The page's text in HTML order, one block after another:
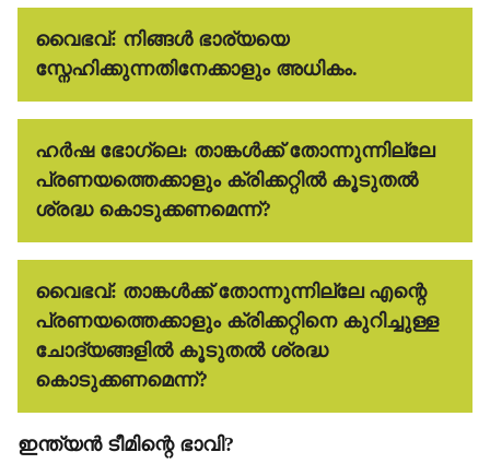
വൈഭവ്: നിങ്ങൾ ഭാര്യയെ
സ്നേഹിക്കുന്നതിനേക്കാളും അധികം.
ഹർഷ ഭോഗ്ലെ: താങ്കൾക്ക് തോന്നുന്നില്ലേ
പ്രണയത്തെക്കാളും ക്രിക്കറ്റിൽ കൂടുതൽ
ശ്രദ്ധ കൊടുക്കണമെന്ന്?
വൈഭവ്: താങ്കൾക്ക് തോന്നുന്നില്ലേ എന്റെ
പ്രണയത്തെക്കാളും ക്രിക്കറ്റിനെ കുറിച്ചുള്ള
ചോദ്യങ്ങളിൽ കൂടുതൽ ശ്രദ്ധ
കൊടുക്കണമെന്ന്?
ഇന്ത്യൻ ടീമിന്റെ ഭാവി?